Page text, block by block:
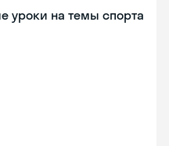
уроки на темы спорта